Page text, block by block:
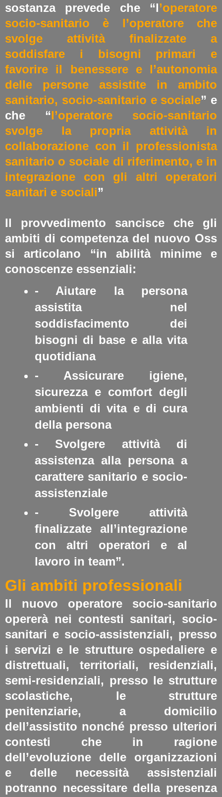
sostanza prevede che “l’operatore
socio-sanitario è l’operatore che
svolge attività finalizzate a
soddisfare i bisogni primari e
favorire il benessere e l’autonomia
delle persone assistite in ambito
sanitario, socio-sanitario e sociale” e
che “l’operatore socio-sanitario
svolge la propria attività in
collaborazione con il professionista
sanitario o sociale di riferimento, e in
integrazione con gli altri operatori
sanitari e sociali”
Il provvedimento sancisce che gli
ambiti di competenza del nuovo Oss
si articolano “in abilità minime e
conoscenze essenziali:
- Aiutare la persona
assistita nel
soddisfacimento dei
bisogni di base e alla vita
quotidiana
- Assicurare igiene,
sicurezza e comfort degli
ambienti di vita e di cura
della persona
- Svolgere attività di
assistenza alla persona a
carattere sanitario e socio-
assistenziale
- Svolgere attività
finalizzate all’integrazione
con altri operatori e al
lavoro in team”.
Gli ambiti professionali
Il nuovo operatore socio-sanitario
opererà nei contesti sanitari, socio-
sanitari e socio-assistenziali, presso
i servizi e le strutture ospedaliere e
distrettuali, territoriali, residenziali,
semi-residenziali, presso le strutture
scolastiche, le strutture
penitenziarie, a domicilio
dell’assistito nonché presso ulteriori
contesti che in ragione
dell’evoluzione delle organizzazioni
e delle necessità assistenziali
potranno necessitare della presenza